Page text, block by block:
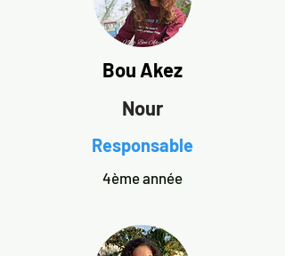
Bou Akez
Nour
Responsable
4ème année